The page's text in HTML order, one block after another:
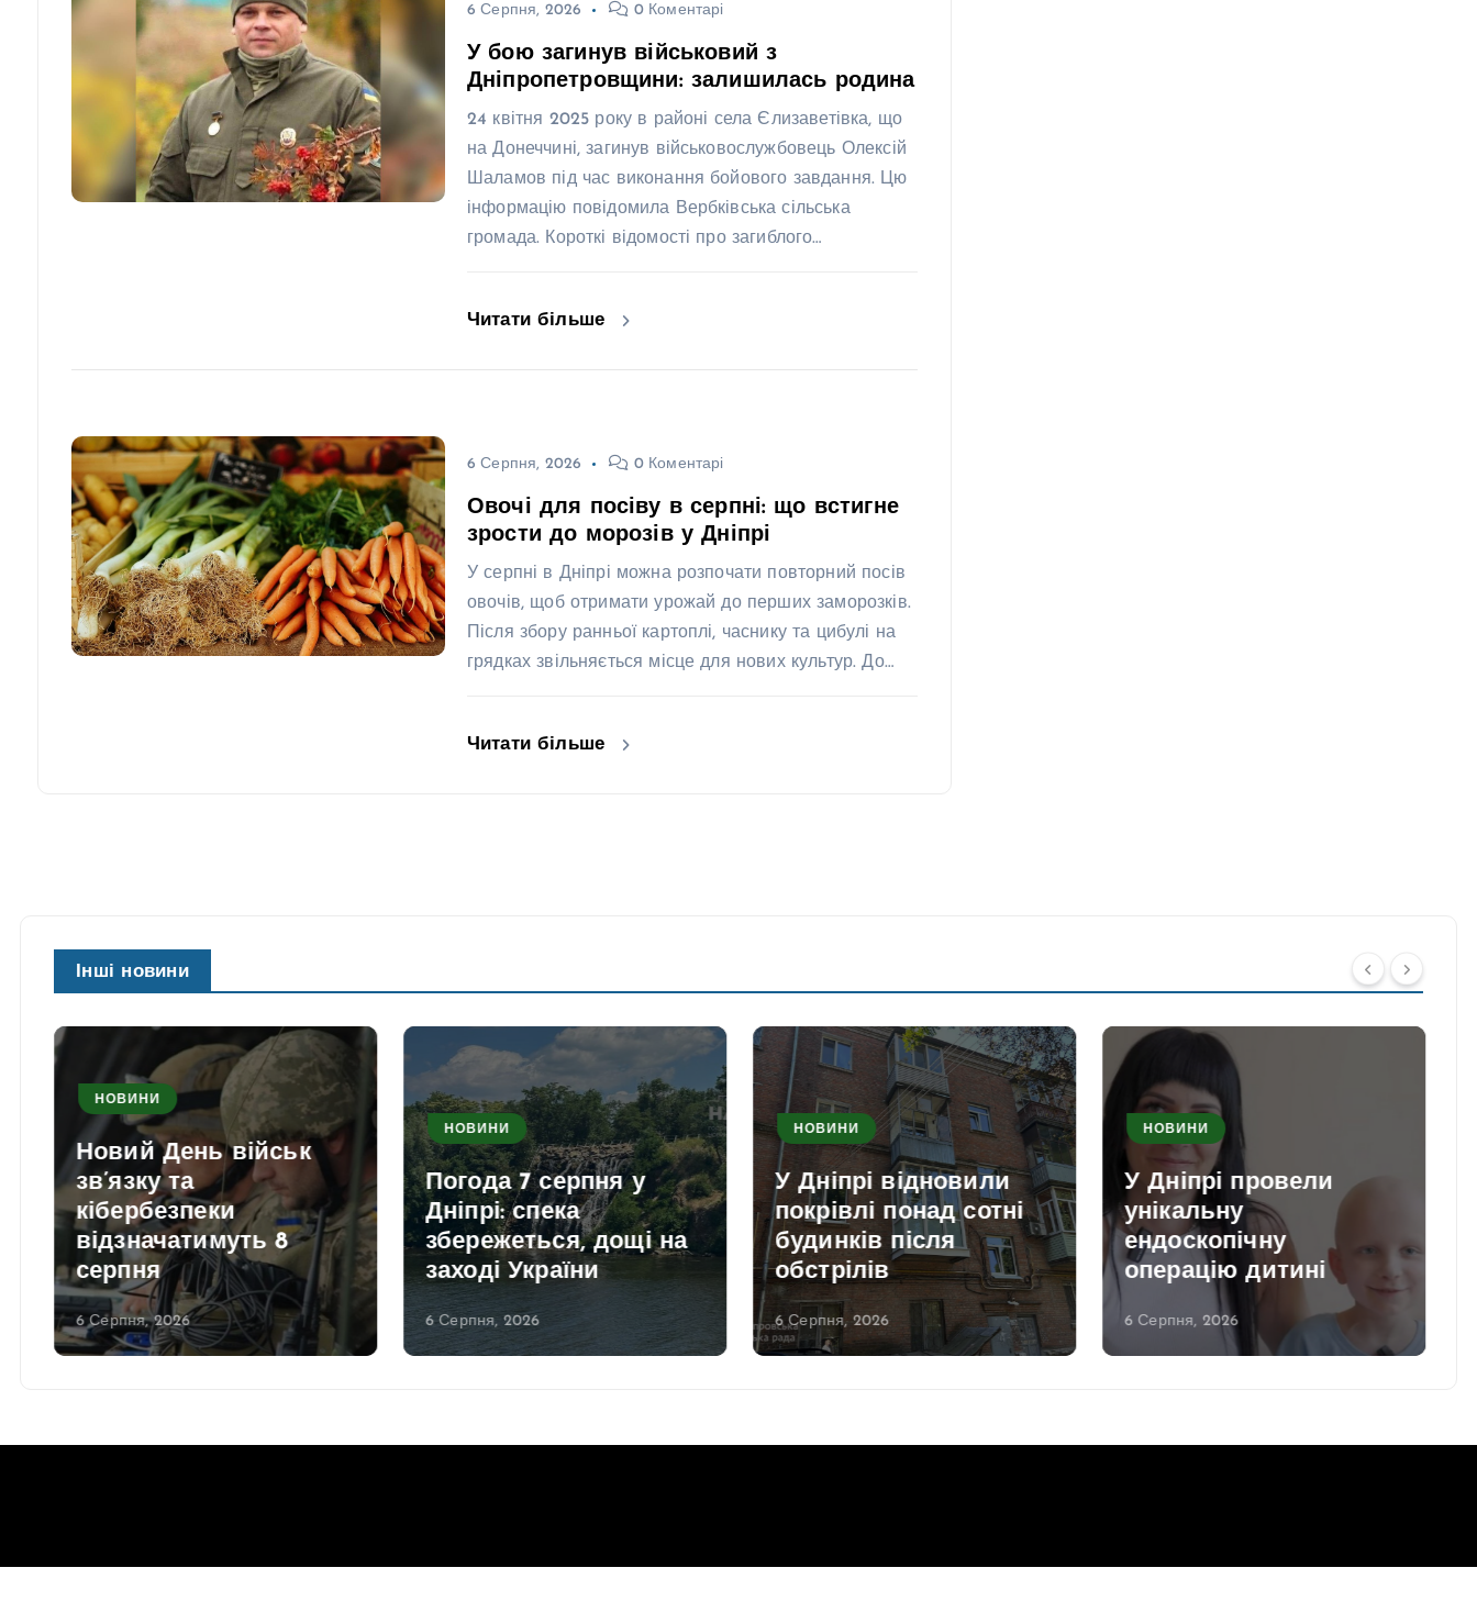
6 Серпня, 2026 0 Коментарі
У бою загинув військовий з
Дніпропетровщини: залишилась родина
24 квітня 2025 року в районі села Єлизаветівка, що
на Донеччині, загинув військовослужбовець Олексій
Шаламов під час виконання бойового завдання. Цю
інформацію повідомила Вербківська сільська
громада. Короткі відомості про загиблого…
Читати більше
6 Серпня, 2026 0 Коментарі
Овочі для посіву в серпні: що встигне
зрости до морозів у Дніпрі
У серпні в Дніпрі можна розпочати повторний посів
овочів, щоб отримати урожай до перших заморозків.
Після збору ранньої картоплі, часнику та цибулі на
грядках звільняється місце для нових культур. До…
Читати більше
Інші новини
НОВИНИ
Новий День військ
зв’язку та
кібербезпеки
відзначатимуть 8
серпня
6 Серпня, 2026
НОВИНИ
Погода 7 серпня у
Дніпрі: спека
збережеться, дощі на
заході України
6 Серпня, 2026
НОВИНИ
У Дніпрі відновили
покрівлі понад сотні
будинків після
обстрілів
6 Серпня, 2026
НОВИНИ
У Дніпрі провели
унікальну
ендоскопічну
операцію дитині
6 Серпня, 2026